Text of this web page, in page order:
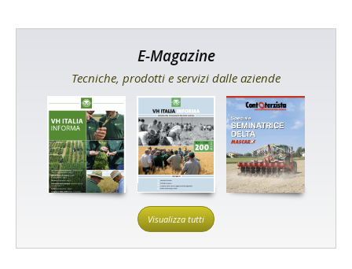
E-Magazine
Tecniche, prodotti e servizi dalle aziende
Visualizza tutti